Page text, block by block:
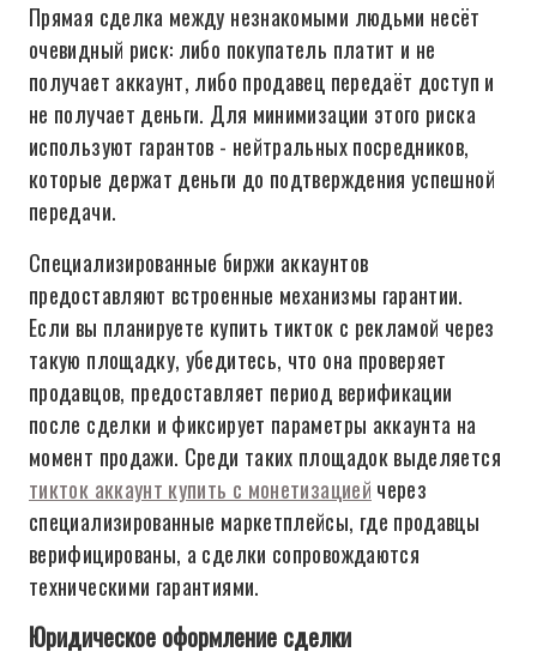
Прямая сделка между незнакомыми людьми несёт
очевидный риск: либо покупатель платит и не
получает аккаунт, либо продавец передаёт доступ и
не получает деньги. Для минимизации этого риска
используют гарантов - нейтральных посредников,
которые держат деньги до подтверждения успешной
передачи.
Специализированные биржи аккаунтов
предоставляют встроенные механизмы гарантии.
Если вы планируете купить тикток с рекламой через
такую площадку, убедитесь, что она проверяет
продавцов, предоставляет период верификации
после сделки и фиксирует параметры аккаунта на
момент продажи. Среди таких площадок выделяется
тикток аккаунт купить с монетизацией через
специализированные маркетплейсы, где продавцы
верифицированы, а сделки сопровождаются
техническими гарантиями.
Юридическое оформление сделки